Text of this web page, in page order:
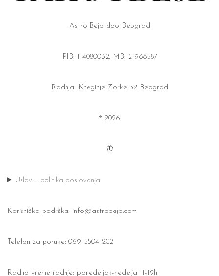
Astro Bejb doo Beograd
PIB: 114080032, MB: 21968587
Radnja: Kneginje Zorke 52 Beograd
® 2026
🦋
Uslovi i politika poslovanja
Korisnička podrška: info@astrobejb.com
Telefon za poruke: 069 5504 202
Radno vreme radnje: ponedeljak-nedelja 11-19h